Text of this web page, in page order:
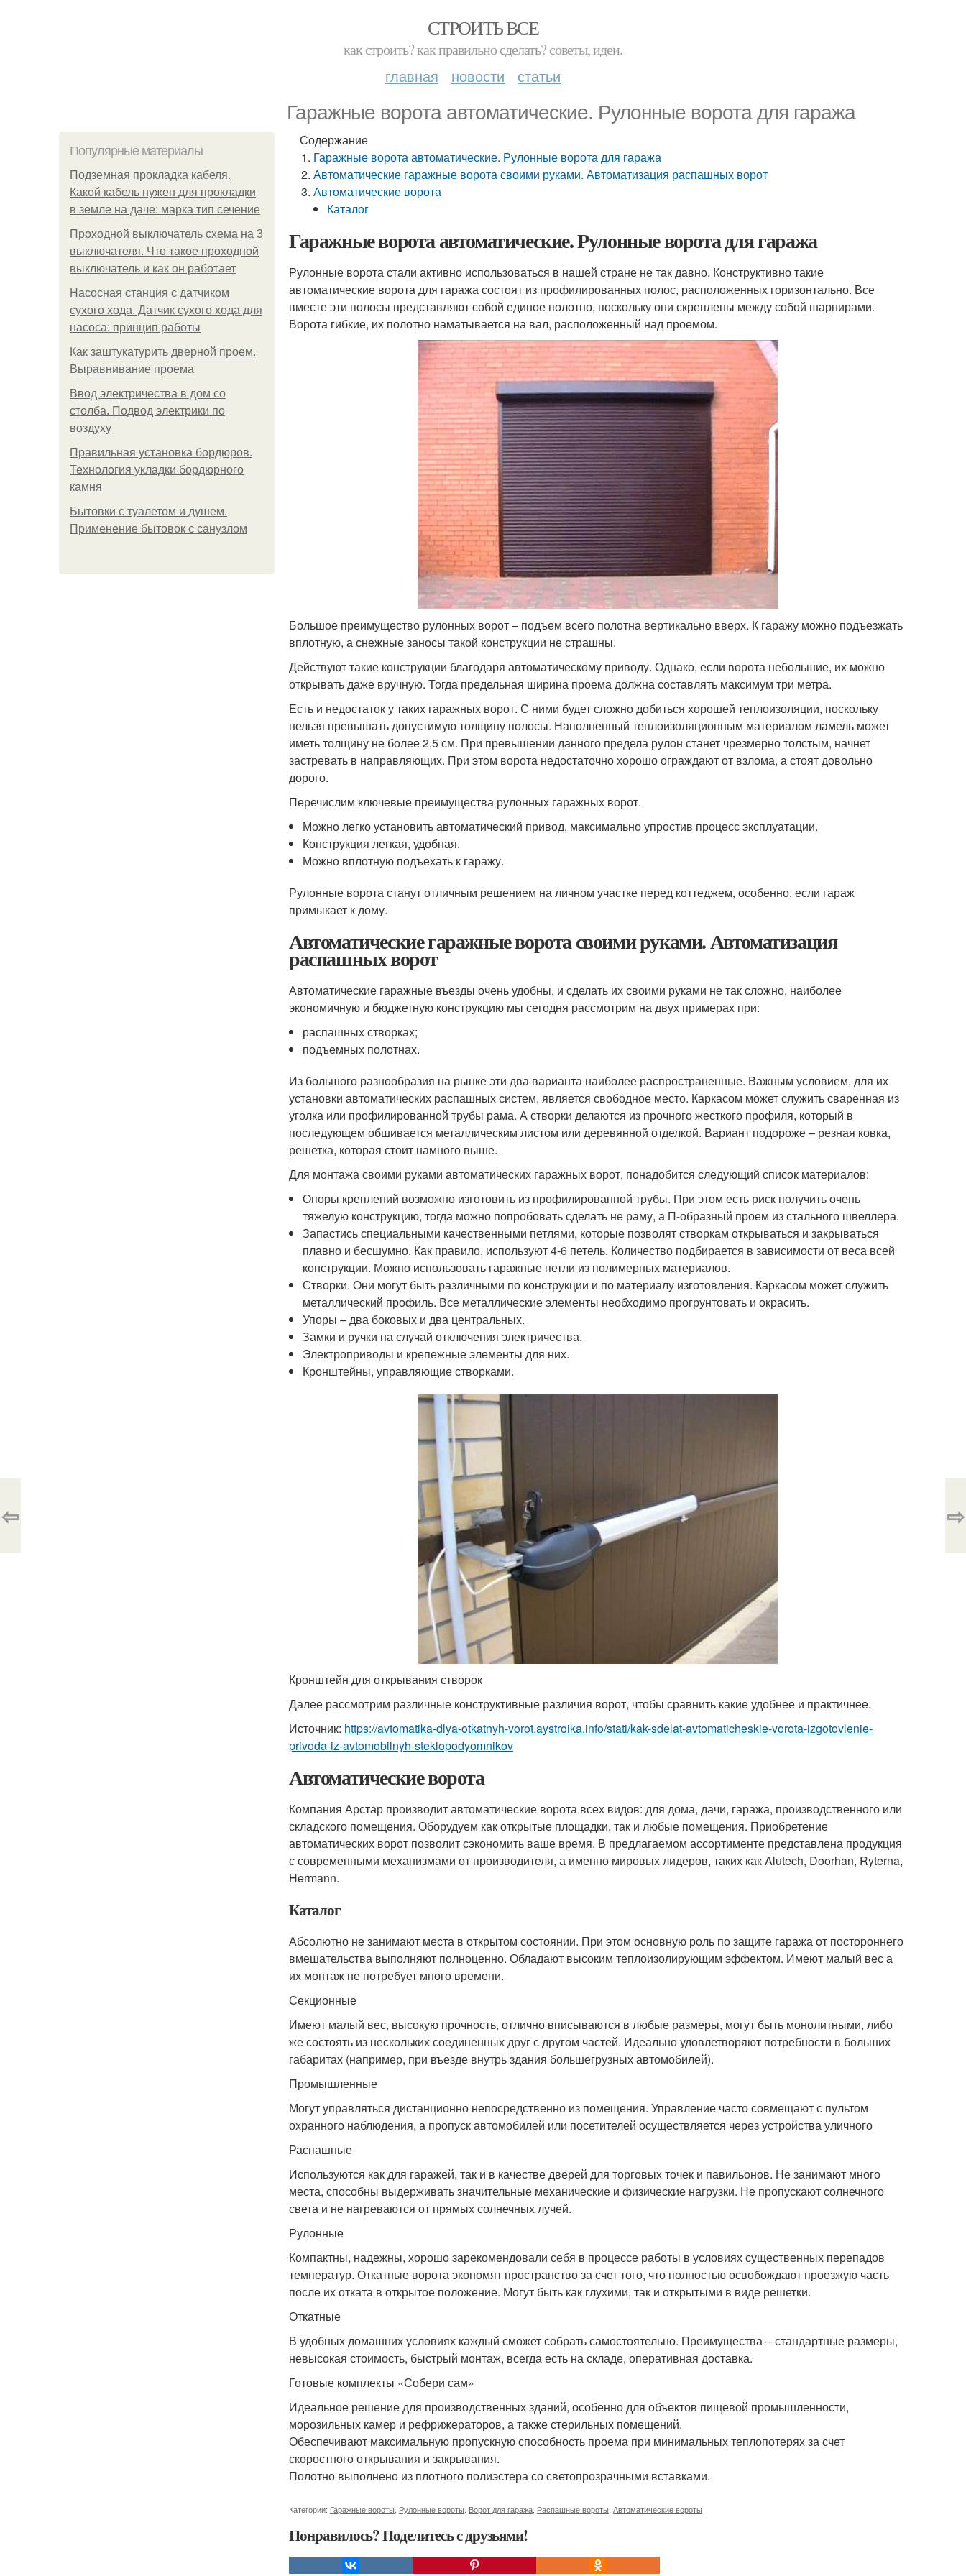
СТРОИТЬ ВСЕ
как строить? как правильно сделать? советы, идеи.
главная новости статьи
Гаражные ворота автоматические. Рулонные ворота для гаража
Популярные материалы
Подземная прокладка кабеля.
Какой кабель нужен для прокладки
в земле на даче: марка тип сечение
Проходной выключатель схема на 3
выключателя. Что такое проходной
выключатель и как он работает
Насосная станция с датчиком
сухого хода. Датчик сухого хода для
насоса: принцип работы
Как заштукатурить дверной проем.
Выравнивание проема
Ввод электричества в дом со
столба. Подвод электрики по
воздуху
Правильная установка бордюров.
Технология укладки бордюрного
камня
Бытовки с туалетом и душем.
Применение бытовок с санузлом
Содержание
Гаражные ворота автоматические. Рулонные ворота для гаража
Автоматические гаражные ворота своими руками. Автоматизация распашных ворот
Автоматические ворота
Каталог
Гаражные ворота автоматические. Рулонные ворота для гаража
Рулонные ворота стали активно использоваться в нашей стране не так давно. Конструктивно такие
автоматические ворота для гаража состоят из профилированных полос, расположенных горизонтально. Все
вместе эти полосы представляют собой единое полотно, поскольку они скреплены между собой шарнирами.
Ворота гибкие, их полотно наматывается на вал, расположенный над проемом.
Большое преимущество рулонных ворот – подъем всего полотна вертикально вверх. К гаражу можно подъезжать
вплотную, а снежные заносы такой конструкции не страшны.
Действуют такие конструкции благодаря автоматическому приводу. Однако, если ворота небольшие, их можно
открывать даже вручную. Тогда предельная ширина проема должна составлять максимум три метра.
Есть и недостаток у таких гаражных ворот. С ними будет сложно добиться хорошей теплоизоляции, поскольку
нельзя превышать допустимую толщину полосы. Наполненный теплоизоляционным материалом ламель может
иметь толщину не более 2,5 см. При превышении данного предела рулон станет чрезмерно толстым, начнет
застревать в направляющих. При этом ворота недостаточно хорошо ограждают от взлома, а стоят довольно
дорого.
Перечислим ключевые преимущества рулонных гаражных ворот.
Можно легко установить автоматический привод, максимально упростив процесс эксплуатации.
Конструкция легкая, удобная.
Можно вплотную подъехать к гаражу.
Рулонные ворота станут отличным решением на личном участке перед коттеджем, особенно, если гараж
примыкает к дому.
Автоматические гаражные ворота своими руками. Автоматизация
распашных ворот
Автоматические гаражные въезды очень удобны, и сделать их своими руками не так сложно, наиболее
экономичную и бюджетную конструкцию мы сегодня рассмотрим на двух примерах при:
распашных створках;
подъемных полотнах.
Из большого разнообразия на рынке эти два варианта наиболее распространенные. Важным условием, для их
установки автоматических распашных систем, является свободное место. Каркасом может служить сваренная из
уголка или профилированной трубы рама. А створки делаются из прочного жесткого профиля, который в
последующем обшивается металлическим листом или деревянной отделкой. Вариант подороже – резная ковка,
решетка, которая стоит намного выше.
Для монтажа своими руками автоматических гаражных ворот, понадобится следующий список материалов:
Опоры креплений возможно изготовить из профилированной трубы. При этом есть риск получить очень
тяжелую конструкцию, тогда можно попробовать сделать не раму, а П-образный проем из стального швеллера.
Запастись специальными качественными петлями, которые позволят створкам открываться и закрываться
плавно и бесшумно. Как правило, используют 4-6 петель. Количество подбирается в зависимости от веса всей
конструкции. Можно использовать гаражные петли из полимерных материалов.
Створки. Они могут быть различными по конструкции и по материалу изготовления. Каркасом может служить
металлический профиль. Все металлические элементы необходимо прогрунтовать и окрасить.
Упоры – два боковых и два центральных.
Замки и ручки на случай отключения электричества.
Электроприводы и крепежные элементы для них.
Кронштейны, управляющие створками.
Кронштейн для открывания створок
Далее рассмотрим различные конструктивные различия ворот, чтобы сравнить какие удобнее и практичнее.
Источник: https://avtomatika-dlya-otkatnyh-vorot.aystroika.info/stati/kak-sdelat-avtomaticheskie-vorota-izgotovlenie-
privoda-iz-avtomobilnyh-steklopodyomnikov
Автоматические ворота
Компания Арстар производит автоматические ворота всех видов: для дома, дачи, гаража, производственного или
складского помещения. Оборудуем как открытые площадки, так и любые помещения. Приобретение
автоматических ворот позволит сэкономить ваше время. В предлагаемом ассортименте представлена продукция
с современными механизмами от производителя, а именно мировых лидеров, таких как Alutech, Doorhan, Ryterna,
Hermann.
Каталог
Абсолютно не занимают места в открытом состоянии. При этом основную роль по защите гаража от постороннего
вмешательства выполняют полноценно. Обладают высоким теплоизолирующим эффектом. Имеют малый вес а
их монтаж не потребует много времени.
Секционные
Имеют малый вес, высокую прочность, отлично вписываются в любые размеры, могут быть монолитными, либо
же состоять из нескольких соединенных друг с другом частей. Идеально удовлетворяют потребности в больших
габаритах (например, при въезде внутрь здания большегрузных автомобилей).
Промышленные
Могут управляться дистанционно непосредственно из помещения. Управление часто совмещают с пультом
охранного наблюдения, а пропуск автомобилей или посетителей осуществляется через устройства уличного
Распашные
Используются как для гаражей, так и в качестве дверей для торговых точек и павильонов. Не занимают много
места, способны выдерживать значительные механические и физические нагрузки. Не пропускают солнечного
света и не нагреваются от прямых солнечных лучей.
Рулонные
Компактны, надежны, хорошо зарекомендовали себя в процессе работы в условиях существенных перепадов
температур. Откатные ворота экономят пространство за счет того, что полностью освобождают проезжую часть
после их отката в открытое положение. Могут быть как глухими, так и открытыми в виде решетки.
Откатные
В удобных домашних условиях каждый сможет собрать самостоятельно. Преимущества – стандартные размеры,
невысокая стоимость, быстрый монтаж, всегда есть на складе, оперативная доставка.
Готовые комплекты «Собери сам»
Идеальное решение для производственных зданий, особенно для объектов пищевой промышленности,
морозильных камер и рефрижераторов, а также стерильных помещений.
Обеспечивают максимальную пропускную способность проема при минимальных теплопотерях за счет
скоростного открывания и закрывания.
Полотно выполнено из плотного полиэстера со светопрозрачными вставками.
Категории: Гаражные вороты Рулонные вороты Ворот для гаража Распашные вороты Автоматические вороты
Понравилось? Поделитесь с друзьями!
⇦ ⇨